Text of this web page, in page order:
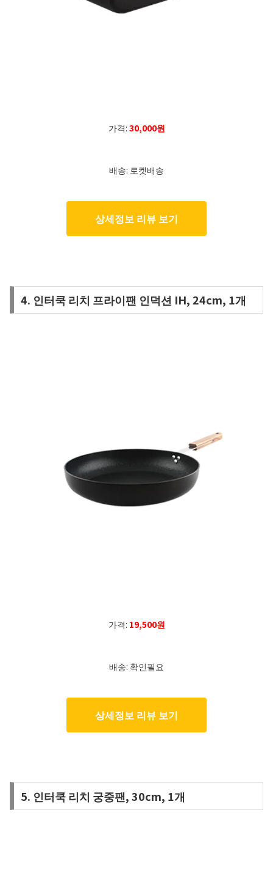
가격:30,000원
배송: 로켓배송
상세정보 리뷰 보기
4. 인터쿡 리치 프라이팬 인덕션 IH, 24cm, 1개
가격: 19,500원
배송: 확인필요
상세정보 리뷰 보기
5. 인터쿡 리치 궁중팬, 30cm, 1개